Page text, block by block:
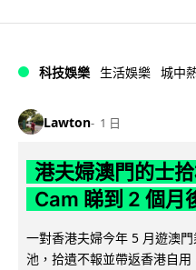
科技娛樂 生活娛樂 城中
Lawton 1 日
港夫婦澳門的士
Cam 睇到 2 個月
一對香港夫婦今年 5 月遊澳
池，拾遺不報並帶返香港自